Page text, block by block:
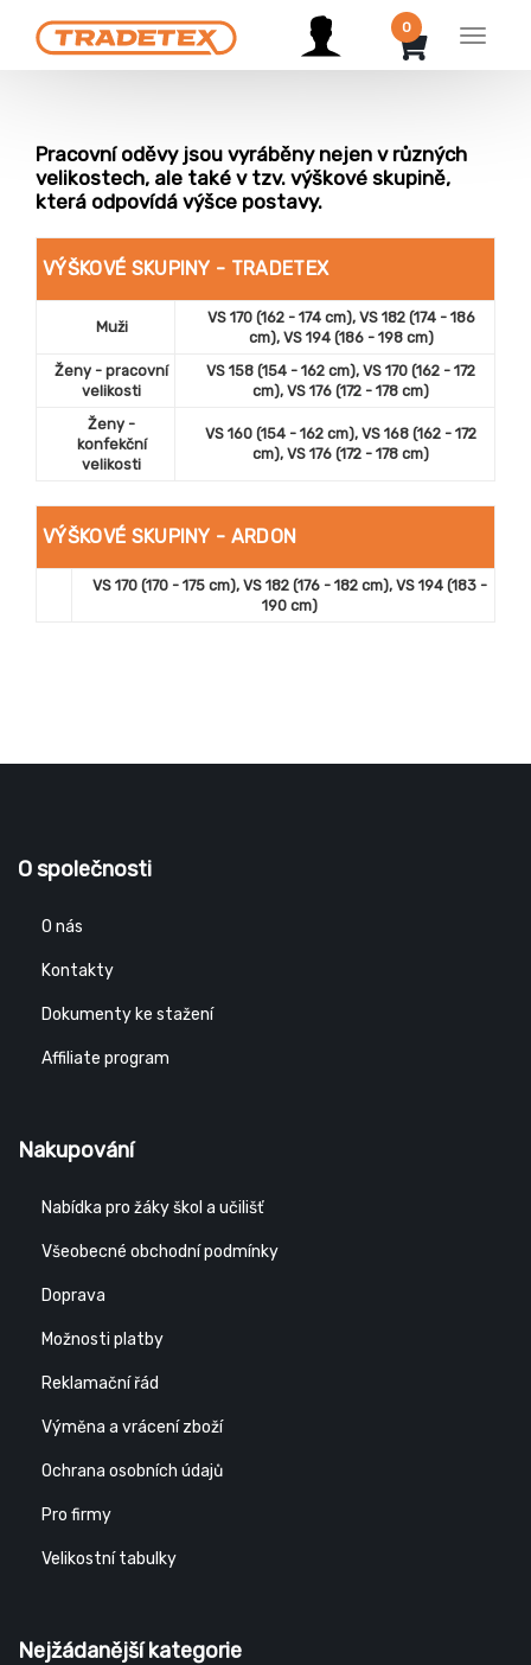
Menu
0
Pracovní oděvy jsou vyráběny nejen v různých
velikostech, ale také v tzv. výškové skupině,
která odpovídá výšce postavy.
VÝŠKOVÉ SKUPINY - TRADETEX
Muži
VS 170 (162 - 174 cm), VS 182 (174 - 186
cm), VS 194 (186 - 198 cm)
Ženy - pracovní
velikosti
VS 158 (154 - 162 cm), VS 170 (162 - 172
cm), VS 176 (172 - 178 cm)
Ženy -
konfekční
velikosti
VS 160 (154 - 162 cm), VS 168 (162 - 172
cm), VS 176 (172 - 178 cm)
VÝŠKOVÉ SKUPINY - ARDON
VS 170 (170 - 175 cm), VS 182 (176 - 182 cm), VS 194 (183 -
190 cm)
O společnosti
O nás
Kontakty
Dokumenty ke stažení
Affiliate program
Nakupování
Nabídka pro žáky škol a učilišť
Všeobecné obchodní podmínky
Doprava
Možnosti platby
Reklamační řád
Výměna a vrácení zboží
Ochrana osobních údajů
Pro firmy
Velikostní tabulky
Nejžádanější kategorie